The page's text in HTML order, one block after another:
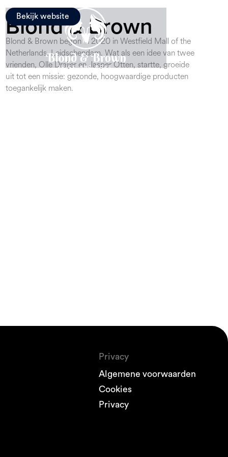
Bekijk website
Blond & Brown
Blond & Brown begon in 2020 in Westfield Mall of the
Netherlands, Leidschendam. Wat als een idee van twee
vrienden, Olle Draijer en Jasper Otten, startte, groeide
uit tot een missie: gezonde, hoogwaardige producten
toegankelijk maken.
Privacy
Algemene voorwaarden
Cookies
Privacy